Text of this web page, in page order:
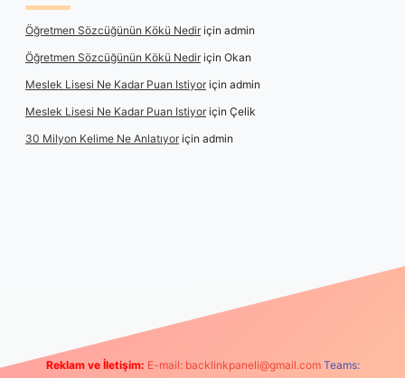
Öğretmen Sözcüğünün Kökü Nediriçin admin
Öğretmen Sözcüğünün Kökü Nediriçin Okan
Meslek Lisesi Ne Kadar Puan Istiyoriçin admin
Meslek Lisesi Ne Kadar Puan Istiyoriçin Çelik
30 Milyon Kelime Ne Anlatıyoriçin admin
Reklam ve İletişim: E-mail: backlinkpaneli@gmail.com Teams: